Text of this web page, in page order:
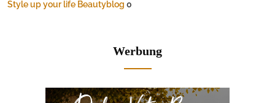
Style up your life Beautyblog 0
Werbung